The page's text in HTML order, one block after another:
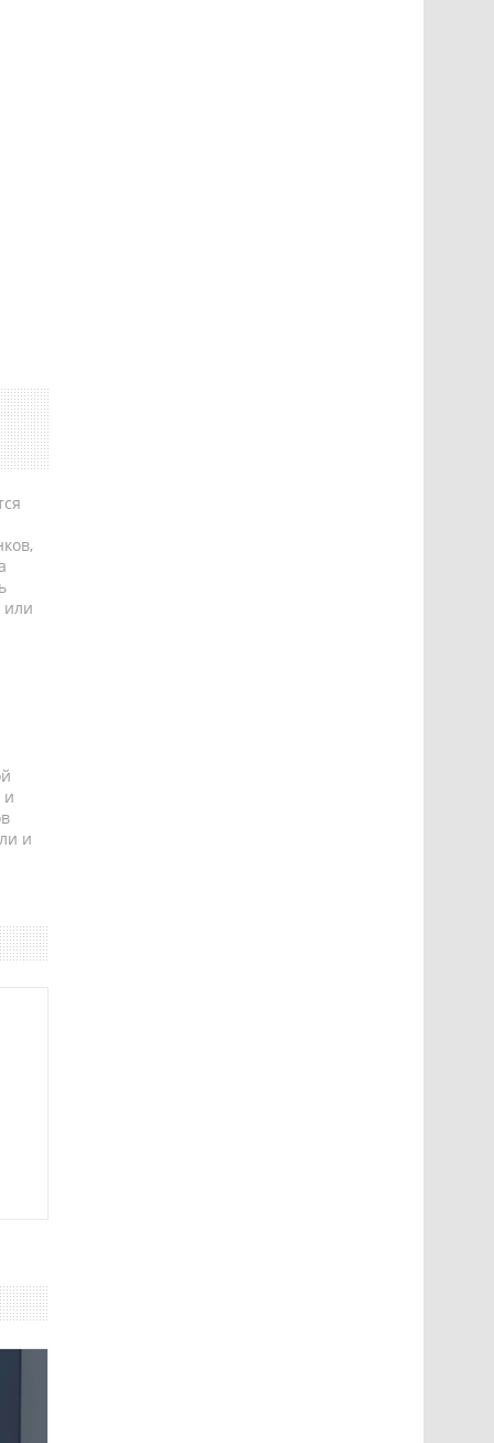
или
и
и